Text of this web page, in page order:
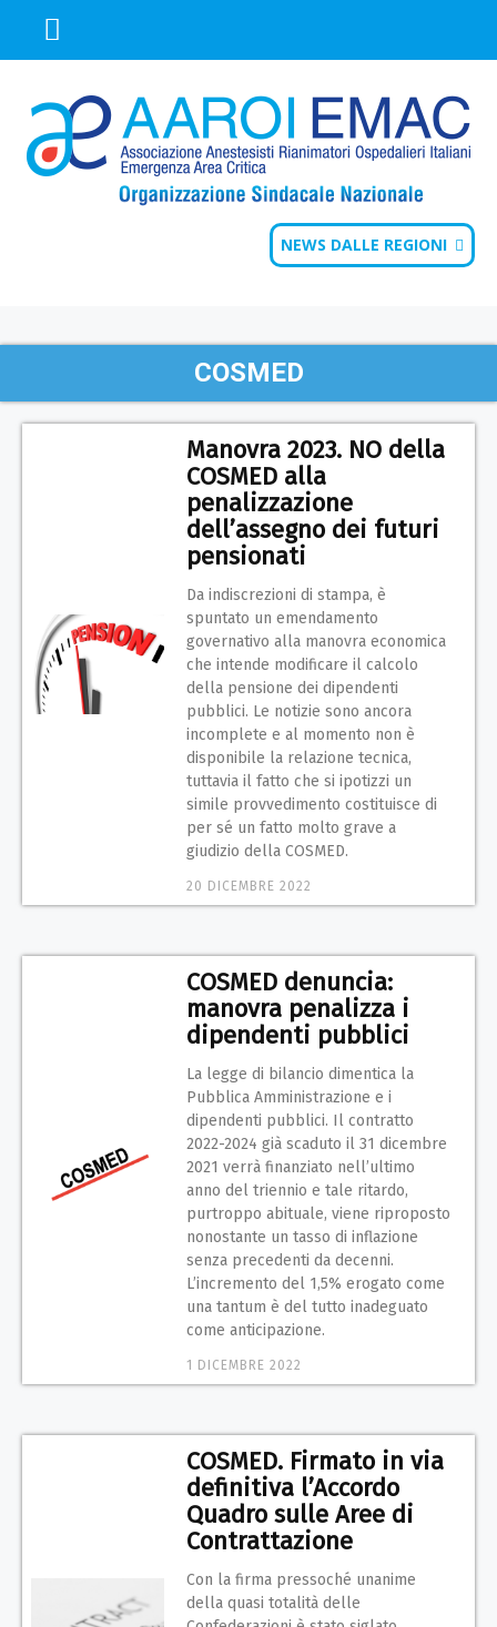
NEWS DALLE REGIONI
COSMED
Manovra 2023. NO della
COSMED alla
penalizzazione
dell’assegno dei futuri
pensionati
Da indiscrezioni di stampa, è
spuntato un emendamento
governativo alla manovra economica
che intende modificare il calcolo
della pensione dei dipendenti
pubblici. Le notizie sono ancora
incomplete e al momento non è
disponibile la relazione tecnica,
tuttavia il fatto che si ipotizzi un
simile provvedimento costituisce di
per sé un fatto molto grave a
giudizio della COSMED.
20 DICEMBRE 2022
COSMED denuncia:
manovra penalizza i
dipendenti pubblici
La legge di bilancio dimentica la
Pubblica Amministrazione e i
dipendenti pubblici. Il contratto
2022-2024 già scaduto il 31 dicembre
2021 verrà finanziato nell’ultimo
anno del triennio e tale ritardo,
purtroppo abituale, viene riproposto
nonostante un tasso di inflazione
senza precedenti da decenni.
L’incremento del 1,5% erogato come
una tantum è del tutto inadeguato
come anticipazione.
1 DICEMBRE 2022
COSMED. Firmato in via
definitiva l’Accordo
Quadro sulle Aree di
Contrattazione
Con la firma pressoché unanime
della quasi totalità delle